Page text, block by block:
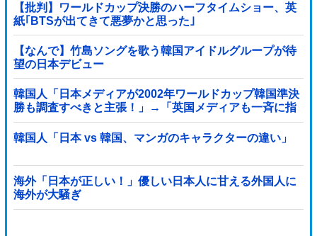
【批判】ワールドカップ決勝のハーフタイムショー、英
紙｢BTSが出てきて悪夢かと思った｣
【なんで】竹島ソングを歌う韓国アイドルグループが待
望の日本デビュー
韓国人「日本メディアが2002年ワールドカップ韓国準決
勝も調査すべきと主張！」→「英国メディアも一斉に指
摘‥」
韓国人「日本 vs 韓国、マンガのキャラクターの違い」
海外「日本が正しい！」優しい日本人に甘える外国人に
海外が大騒ぎ